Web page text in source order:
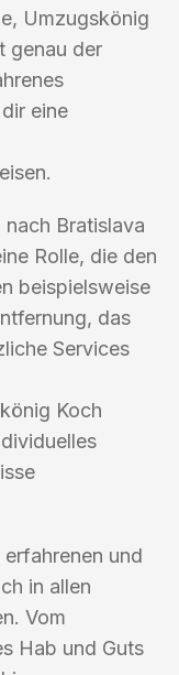
Umzugskönig
genau der
eine
Bratislava
Rolle, die den
beispielsweise
das
Services
Koch
und
in allen
Vom
Hab und Guts